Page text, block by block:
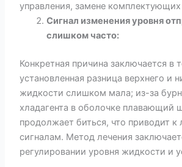
управления, замене комплектующих
Сигнал изменения уровня
слишком часто:
Конкретная причина заключается в
установленная разница верхнего и
жидкости слишком мала; из-за
хладагента в оболочке плавающий
продолжает биться, что приводит
сигналам. Метод лечения
регулировании уровня жидкости и